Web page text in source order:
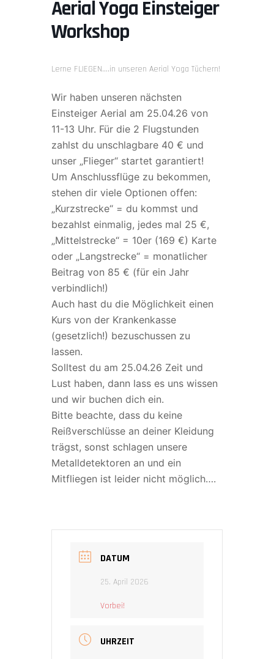
Aerial Yoga Einsteiger
Workshop
Lerne FLIEGEN….in unseren Aerial Yoga Tüchern!
Wir haben unseren nächsten
Einsteiger Aerial am 25.04.26 von
11-13 Uhr. Für die 2 Flugstunden
zahlst du unschlagbare 40 € und
unser „Flieger“ startet garantiert!
Um Anschlussflüge zu bekommen,
stehen dir viele Optionen offen:
„Kurzstrecke“ = du kommst und
bezahlst einmalig, jedes mal 25 €,
„Mittelstrecke“ = 10er (169 €) Karte
oder „Langstrecke“ = monatlicher
Beitrag von 85 € (für ein Jahr
verbindlich!)
Auch hast du die Möglichkeit einen
Kurs von der Krankenkasse
(gesetzlich!) bezuschussen zu
lassen.
Solltest du am 25.04.26 Zeit und
Lust haben, dann lass es uns wissen
und wir buchen dich ein.
Bitte beachte, dass du keine
Reißverschlüsse an deiner Kleidung
trägst, sonst schlagen unsere
Metalldetektoren an und ein
Mitfliegen ist leider nicht möglich….
DATUM
25. April 2026
Vorbei!
UHRZEIT